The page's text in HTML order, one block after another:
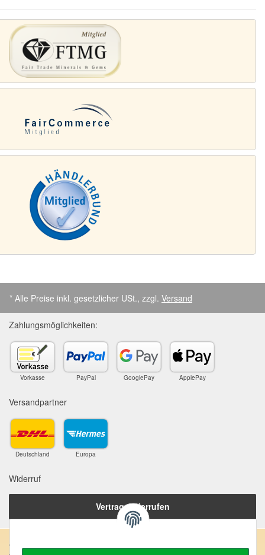
* Alle Preise inkl. gesetzlicher USt., zzgl. Versand
Zahlungsmöglichkeiten:
Vorkasse PayPal GooglePay ApplePay
Versandpartner
Deutschland Europa
Widerruf
Vertrag widerrufen
Anschrift: